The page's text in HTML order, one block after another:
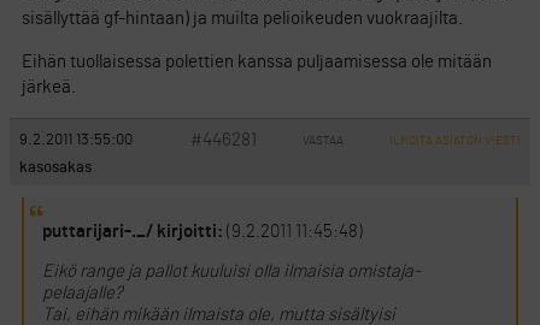
sisällyttää gf-hintaan) ja muilta pelioikeuden vuokraajilta.
Eihän tuollaisessa polettien kanssa puljaamisessa ole mitään
järkeä.
9.2.2011 13:55:00 #446281 VASTAA ILMOITA ASIATON VIESTI
kasosakas
puttarijari-._/ kirjoitti: (9.2.2011 11:45:48)
Eikö range ja pallot kuuluisi olla ilmaisia omistaja-
pelaajalle?
Tai, eihän mikään ilmaista ole, mutta sisältyisi